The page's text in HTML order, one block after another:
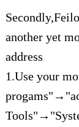
another yet
address
1.Use your